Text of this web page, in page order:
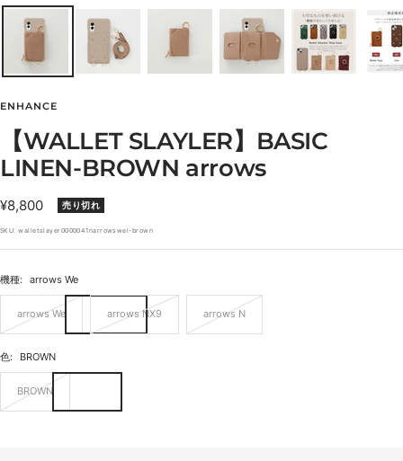
ENHANCE
【WALLET SLAYLER】BASIC
LINEN-BROWN arrows
セ
ー
ル
価
格
¥8,800 売り切れ
SKU:walletslayer0000041narrowswel-brown
機種: arrows We
arrows We arrows NX9 arrows N
色: BROWN
BROWN